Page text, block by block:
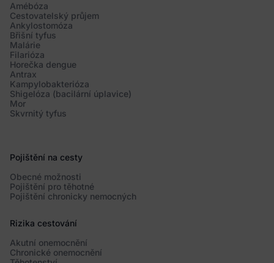
Amébóza
Cestovatelský průjem
Ankylostomóza
Břišní tyfus
Malárie
Filarióza
Horečka dengue
Antrax
Kampylobakterióza
Shigelóza (bacilární úplavice)
Mor
Skvrnitý tyfus
Pojištění na cesty
Obecné možnosti
Pojištění pro těhotné
Pojištění chronicky nemocných
Rizika cestování
Akutní onemocnění
Chronické onemocnění